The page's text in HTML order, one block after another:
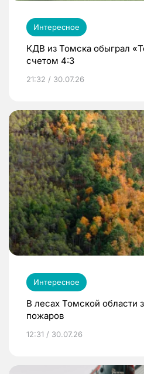
Интересное
КДВ из Томска обыграл
счетом 4:3
21:32 / 30.07.26
Интересное
В лесах Томской области
пожаров
12:31 / 30.07.26